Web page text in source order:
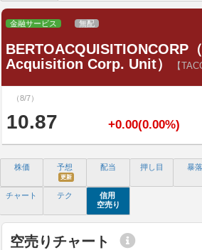
金融サービス 無配
BERTOACQUISITIONCORP
Acquisition Corp. Unit）
【
（8/7）
10.87 +0.00(0.00%)
株価 予想
更新
配当 押し目 暴落
チャート テク
信用
空売り
空売りチャート